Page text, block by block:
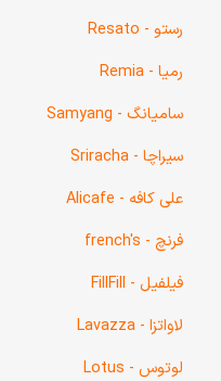
رستو - Resato
رمیا - Remia
سامیانگ - Samyang
سیراچا - Sriracha
علی کافه - Alicafe
فرنچ - french's
فیلفیل - FillFill
لاواتزا - Lavazza
لوتوس - Lotus